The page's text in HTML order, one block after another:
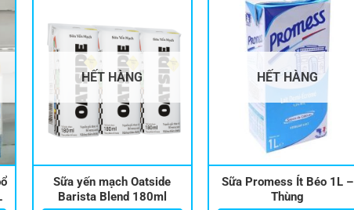
HẾT HÀNG
Sữa yến mạch Oatside
Barista Blend 180ml
HẾT HÀNG
Sữa Promess Ít Béo 1L –
Thùng